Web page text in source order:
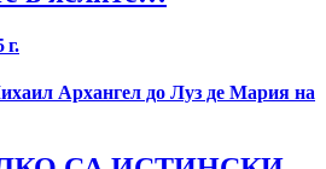
г.
Архангел до Луз де Мария на